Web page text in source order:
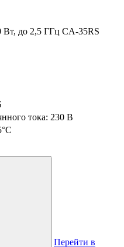
до 2,5 ГГц CA-35RS
тока: 230 В
Перейти в